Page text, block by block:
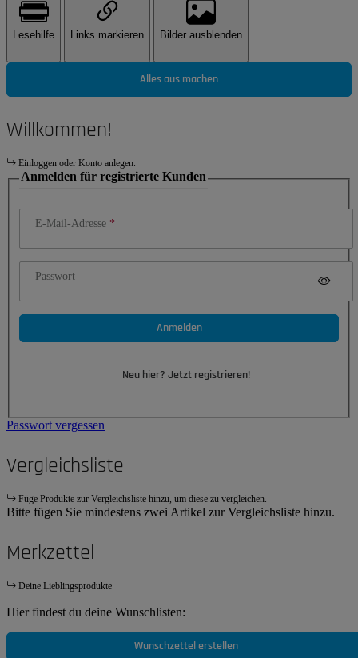
Lesehilfe Links markieren Bilder ausblenden
Alles aus machen
Willkommen!
Einloggen oder Konto anlegen.
Anmelden für registrierte Kunden
E-Mail-Adresse
Passwort
Anmelden
Neu hier? Jetzt registrieren!
Passwort vergessen
Vergleichsliste
Füge Produkte zur Vergleichsliste hinzu, um diese zu vergleichen.
Bitte fügen Sie mindestens zwei Artikel zur Vergleichsliste hinzu.
Merkzettel
Deine Lieblingsprodukte
Hier findest du deine Wunschlisten:
Wunschzettel erstellen